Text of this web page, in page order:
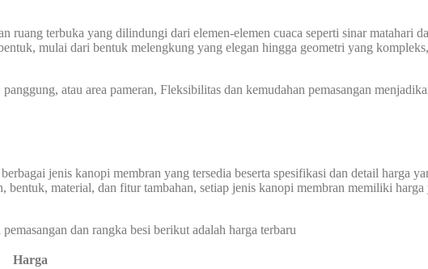
terbuka yang dilindungi dari elemen-elemen cuaca seperti sinar matahari
mulai dari bentuk melengkung yang elegan hingga geometri yang
atau area pameran, Fleksibilitas dan kemudahan pemasangan
jenis kanopi membran yang tersedia beserta spesifikasi dan detail harga
material, dan fitur tambahan, setiap jenis kanopi membran memiliki harga
dan rangka besi berikut adalah harga terbaru
Harga